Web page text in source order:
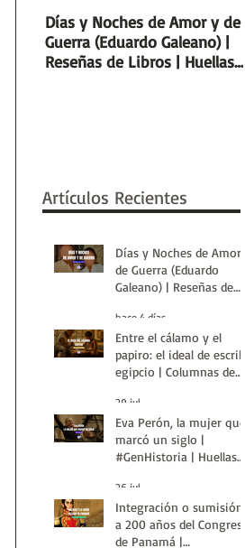
Días y Noches de Amor y de
Guerra (Eduardo Galeano) |
Reseñas de Libros | Huellas
Artículos Recientes
Días y Noches de Amor y
de Guerra (Eduardo
Galeano) | Reseñas de
Historia
hace 4 días
Entre el cálamo y el
papiro: el ideal de escriba
egipcio | Columnas de
Historia
29 jul
Eva Perón, la mujer que
marcó un siglo |
#GenHistoria | Huellas
26 jul
Integración o sumisión:
a 200 años del Congreso
de Panamá |